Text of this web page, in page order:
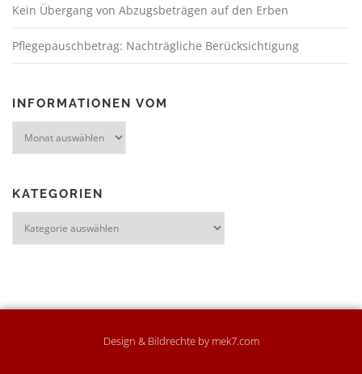
Kein Übergang von Abzugsbeträgen auf den Erben
Pflegepauschbetrag: Nachträgliche Berücksichtigung
INFORMATIONEN VOM
KATEGORIEN
Design & Bildrechte by mek7.com